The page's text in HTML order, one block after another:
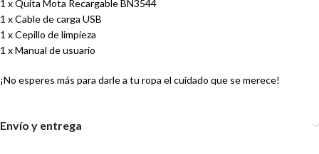
1 x Quita Mota Recargable BN3544
1 x Cable de carga USB
1 x Cepillo de limpieza
1 x Manual de usuario
¡No esperes más para darle a tu ropa el cuidado que se merece!
Envío y entrega